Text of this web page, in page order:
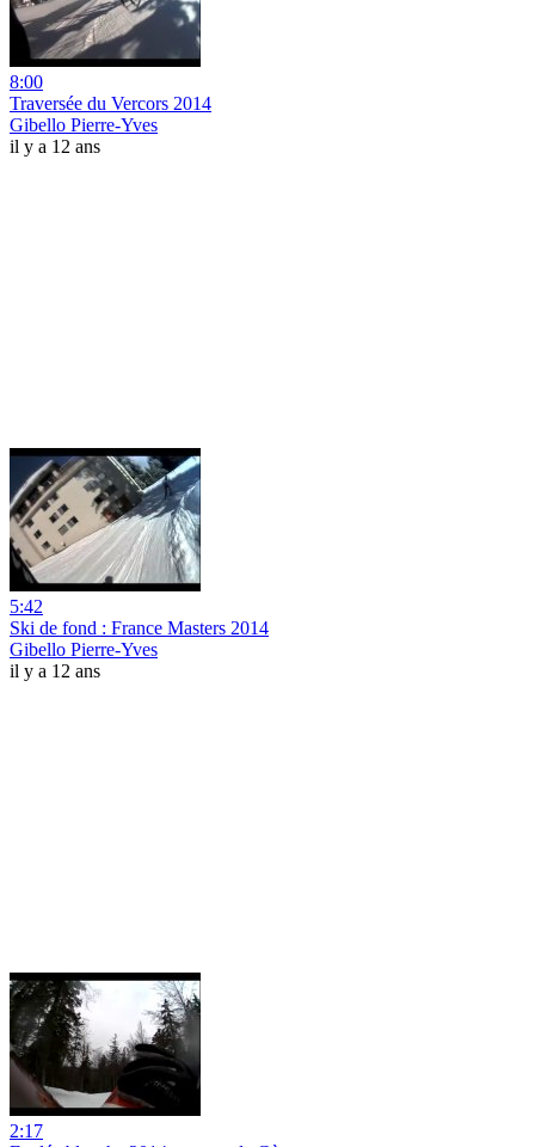
8:00
Traversée du Vercors 2014
Gibello Pierre-Yves
il y a 12 ans
5:42
Ski de fond : France Masters 2014
Gibello Pierre-Yves
il y a 12 ans
2:17